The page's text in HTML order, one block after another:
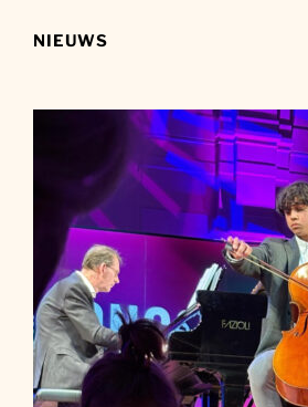
NIEUWS